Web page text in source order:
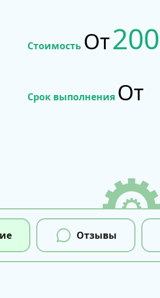
Стоимость От200
Срок выполнения От
Отзывы